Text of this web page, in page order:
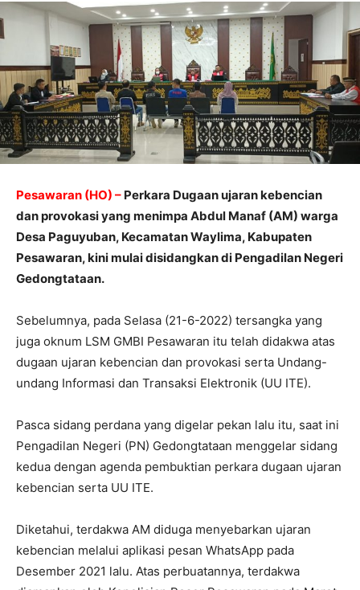
Pesawaran (HO) – Perkara Dugaan ujaran kebencian
dan provokasi yang menimpa Abdul Manaf (AM) warga
Desa Paguyuban, Kecamatan Waylima, Kabupaten
Pesawaran, kini mulai disidangkan di Pengadilan Negeri
Gedongtataan.
Sebelumnya, pada Selasa (21-6-2022) tersangka yang
juga oknum LSM GMBI Pesawaran itu telah didakwa atas
dugaan ujaran kebencian dan provokasi serta Undang-
undang Informasi dan Transaksi Elektronik (UU ITE).
Pasca sidang perdana yang digelar pekan lalu itu, saat ini
Pengadilan Negeri (PN) Gedongtataan menggelar sidang
kedua dengan agenda pembuktian perkara dugaan ujaran
kebencian serta UU ITE.
Diketahui, terdakwa AM diduga menyebarkan ujaran
kebencian melalui aplikasi pesan WhatsApp pada
Desember 2021 lalu. Atas perbuatannya, terdakwa